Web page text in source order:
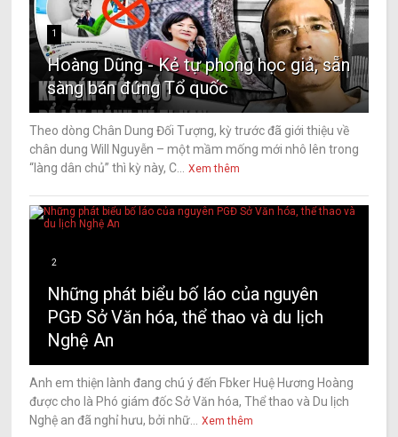
1
Hoàng Dũng - Kẻ tự phong học giả, sẵn
sàng bán đứng Tổ quốc
Theo dòng Chân Dung Đối Tượng, kỳ trước đã giới thiệu về
chân dung Will Nguyễn – một mầm mống mới nhô lên trong
“làng dân chủ” thì kỳ này, C...
Xem thêm
2
Những phát biểu bố láo của nguyên
PGĐ Sở Văn hóa, thể thao và du lịch
Nghệ An
Anh em thiện lành đang chú ý đến Fbker Huệ Hương Hoàng
được cho là Phó giám đốc Sở Văn hóa, Thể thao và Du lịch
Nghệ an đã nghỉ hưu, bởi nhữ...
Xem thêm